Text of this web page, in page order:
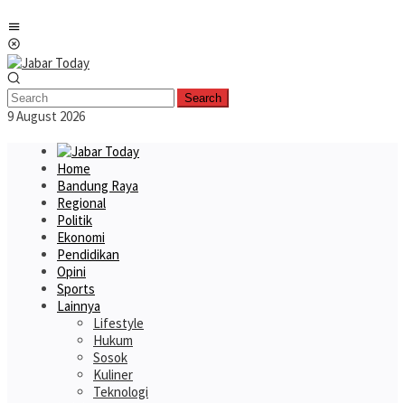
to
content
Search
9 August 2026
Home
Bandung Raya
Regional
Politik
Ekonomi
Pendidikan
Opini
Sports
Lainnya
Lifestyle
Hukum
Sosok
Kuliner
Teknologi